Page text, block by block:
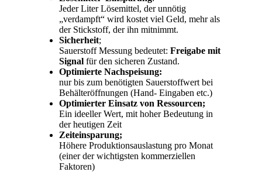
Jeder Liter Lösemittel, der unnötig
„verdampft“ wird kostet viel Geld, mehr als
der Stickstoff, der ihn mitnimmt.
Sicherheit;
Sauerstoff Messung bedeutet: Freigabe mit
Signal für den sicheren Zustand.
Optimierte Nachspeisung:
nur bis zum benötigten Sauerstoffwert bei
Behälteröffnungen (Hand- Eingaben etc.)
Optimierter Einsatz von Ressourcen;
Ein ideeller Wert, mit hoher Bedeutung in
der heutigen Zeit
Zeiteinsparung;
Höhere Produktionsauslastung pro Monat
(einer der wichtigsten kommerziellen
Faktoren)